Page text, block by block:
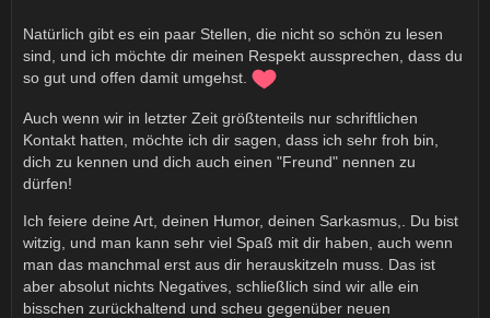
Natürlich gibt es ein paar Stellen, die nicht so schön zu lesen
sind, und ich möchte dir meinen Respekt aussprechen, dass du
so gut und offen damit umgehst.
Auch wenn wir in letzter Zeit größtenteils nur schriftlichen
Kontakt hatten, möchte ich dir sagen, dass ich sehr froh bin,
dich zu kennen und dich auch einen "Freund" nennen zu
dürfen!
Ich feiere deine Art, deinen Humor, deinen Sarkasmus,. Du bist
witzig, und man kann sehr viel Spaß mit dir haben, auch wenn
man das manchmal erst aus dir herauskitzeln muss. Das ist
aber absolut nichts Negatives, schließlich sind wir alle ein
bisschen zurückhaltend und scheu gegenüber neuen